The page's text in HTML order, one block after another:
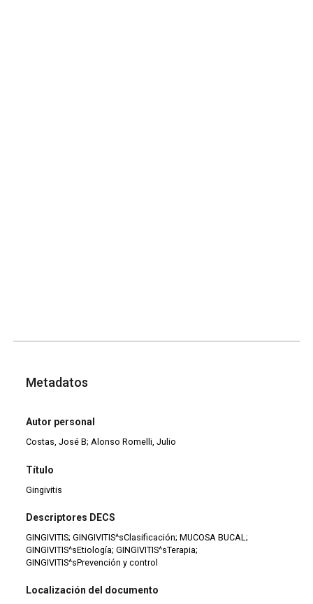
Metadatos
Autor personal
Costas, José B; Alonso Romelli, Julio
Título
Gingivitis
Descriptores DECS
GINGIVITIS; GINGIVITIS^sClasificación; MUCOSA BUCAL;
GINGIVITIS^sEtiología; GINGIVITIS^sTerapia;
GINGIVITIS^sPrevención y control
Localización del documento